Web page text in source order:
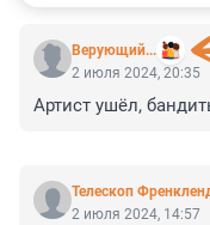
Верующий...
2 июля 2024, 20:35
Артист ушёл,
Телескоп
2 июля 2024, 14:57